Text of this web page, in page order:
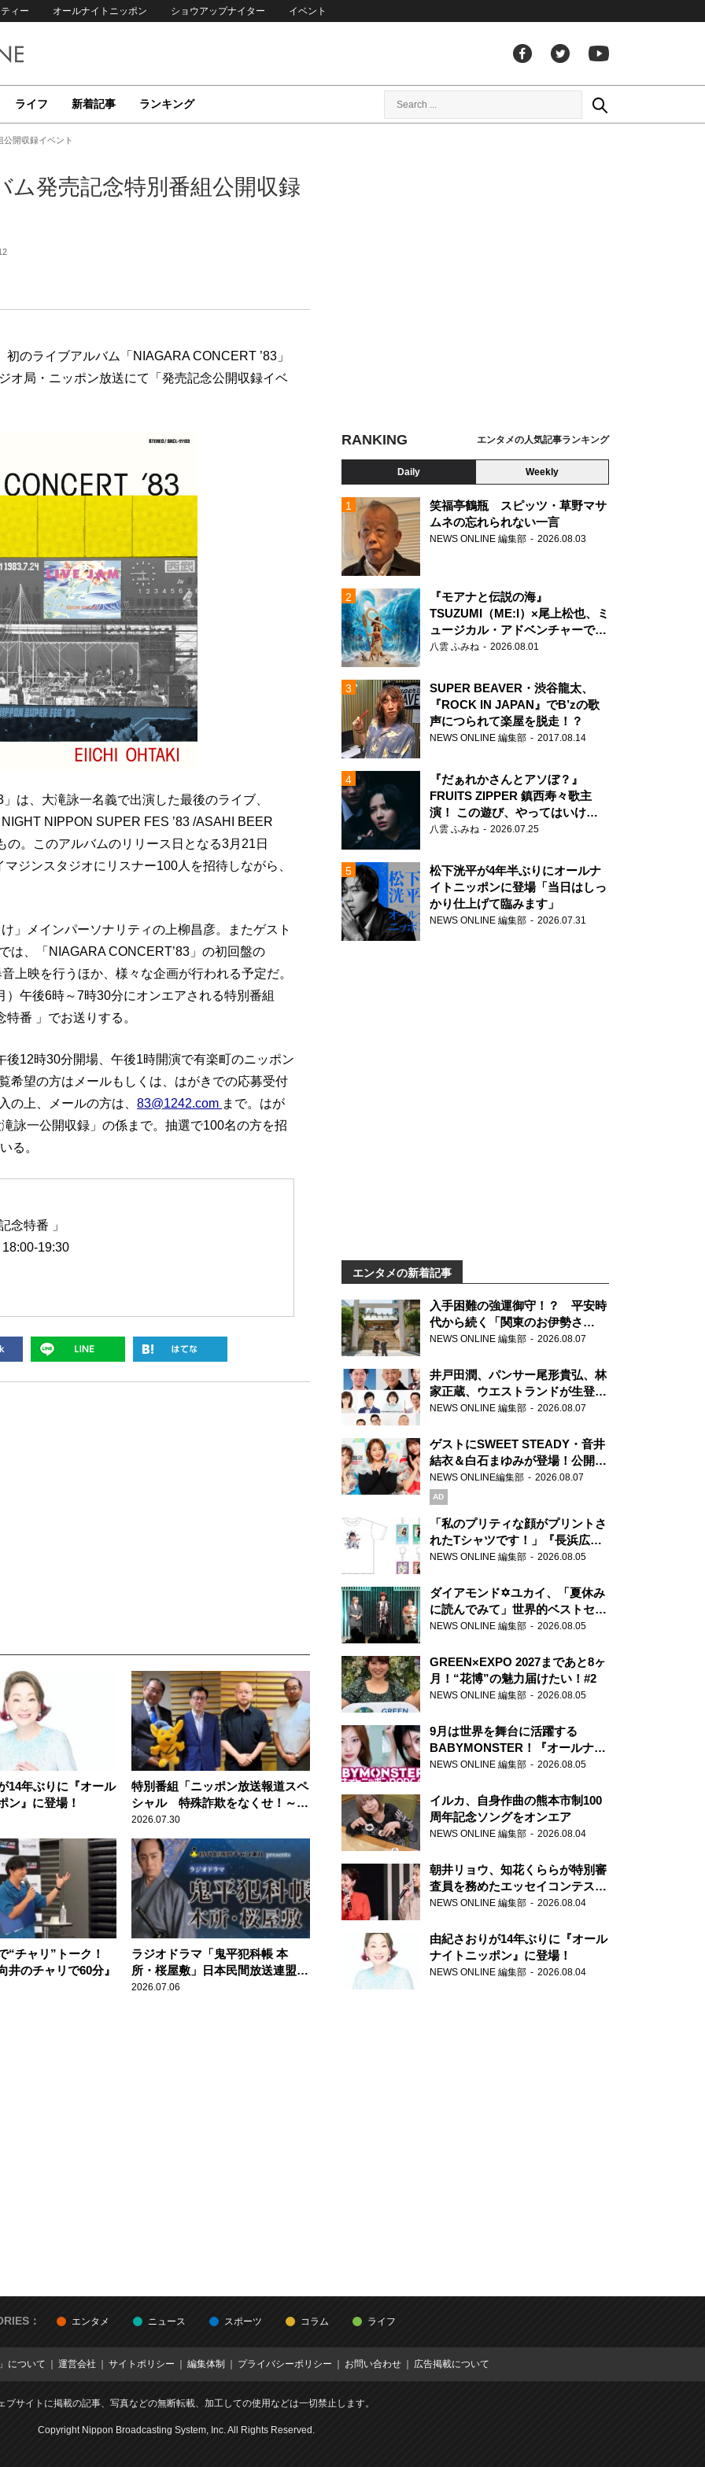
ィー オールナイトニッポン ショウアップナイター イベント
ライフ 新着記事 ランキング
開収録イベント
発売記念特別番組公開収録
のライブアルバム「NIAGARA CONCERT ’83」
オ局・ニッポン放送にて「発売記念公開収録イベ
は、大滝詠一名義で出演した最後のライブ、
NIPPON SUPER FES ’83 /ASAHI BEER
。このアルバムのリリース日となる3月21日
ジンスタジオにリスナー100人を招待しながら、
」メインパーソナリティの上柳昌彦。またゲスト
は、「NIAGARA CONCERT’83」の初回盤の
上映を行うほか、様々な企画が行われる予定だ。
午後6時～7時30分にオンエアされる特別番組
番 」でお送りする。
12時30分開場、午後1時開演で有楽町のニッポン
希望の方はメールもしくは、はがきでの応募受付
の上、メールの方は、 83@1242.com まで。はが
詠一公開収録」の係まで。抽選で100名の方を招
る。
念特番 」
19:30
14年ぶりに『オール
ン』に登場！
特別番組「ニッポン放送報道スペ
シャル 特殊詐欺をなくせ！～被
害者・加害者・警視庁が語るトク
リュウの実態～」放送
2026.07.30
“チャリ”トーク！
井のチャリで60分』
ラジオドラマ「鬼平犯科帳 本
所・桜屋敷」日本民間放送連盟賞
番組部門（ラジオ）東京地区審査
2026.07.06
RANKING エンタメの人気記事ランキング
Daily Weekly
笑福亭鶴瓶 スピッツ・草野マサ
ムネの忘れられない一言
NEWS ONLINE 編集部 2026.08.03
『モアナと伝説の海』
TSUZUMI（ME:I）×尾上松也、ミ
ュージカル・アドベンチャーで美
声を響かせる
八雲 ふみね 2026.08.01
SUPER BEAVER・渋谷龍太、
『ROCK IN JAPAN』でB’zの歌
声につられて楽屋を脱走！？
NEWS ONLINE 編集部 2017.08.14
『だぁれかさんとアソぼ？』
FRUITS ZIPPER 鎮西寿々歌主
演！ この遊び、やってはいけま
せん。
八雲 ふみね 2026.07.25
松下洸平が4年半ぶりにオールナ
イトニッポンに登場「当日はしっ
かり仕上げて臨みます」
NEWS ONLINE 編集部 2026.07.31
エンタメの新着記事
入手困難の強運御守！？ 平安時
代から続く「関東のお伊勢さ
ま」、芝大神宮にてランパンプス
NEWS ONLINE 編集部 2026.08.07
井戸田潤、パンサー尾形貴弘、林
家正蔵、ウエストランドが生登
場！『ラジオビバリー昼ズ』
NEWS ONLINE 編集部 2026.08.07
ゲストにSWEET STEADY・音井
結衣＆白石まゆみが登場！公開収
録で素顔全開！
NEWS ONLINE編集部 2026.08.07
AD
「私のプリティな顔がプリントさ
れたTシャツです！」『長浜広奈
天下無双』初の番組グッズ発売
NEWS ONLINE 編集部 2026.08.05
ダイアモンド✡ユカイ、「夏休み
に読んでみて」世界的ベストセラ
ー『アナスタシア』を紹介
NEWS ONLINE 編集部 2026.08.05
GREEN×EXPO 2027まであと8ヶ
月！“花博”の魅力届けたい！#2
NEWS ONLINE 編集部 2026.08.05
9月は世界を舞台に活躍する
BABYMONSTER！『オールナイ
トニッポンPODCAST』月替わり
NEWS ONLINE 編集部 2026.08.05
イルカ、自身作曲の熊本市制100
周年記念ソングをオンエア
NEWS ONLINE 編集部 2026.08.04
朝井リョウ、知花くららが特別審
査員を務めたエッセイコンテスト
の特別番組「#いまあなたに伝え
NEWS ONLINE 編集部 2026.08.04
由紀さおりが14年ぶりに『オール
ナイトニッポン』に登場！
NEWS ONLINE 編集部 2026.08.04
： エンタメ ニュース スポーツ コラム ライフ
について 運営会社 サイトポリシー 編集体制 プライバシーポリシー お問い合わせ 広告掲載について
ブサイトに掲載の記事、写真などの無断転載、加工しての使用などは一切禁止します。
Copyright Nippon Broadcasting System, Inc. All Rights Reserved.